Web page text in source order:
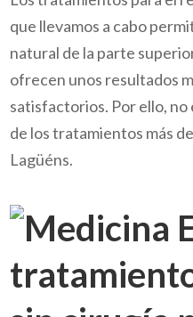
que llevamos a cabo
natural de la parte
ofrecen unos resultados
satisfactorios. Por ello, no
de los tratamientos más
Lagüéns.